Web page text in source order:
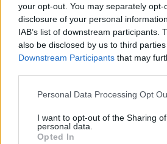
your opt-out. You may separately
disclosure of your personal
IAB’s list of downstream participants.
also be disclosed by us to third
Downstream Participants that may
Personal Data Processing Opt
I want to opt-out of the Sharing
personal data.
Opted In
Laidos Vasara ant piliakalnio
„Reporteris“ 2026-07-20
premjeras – politinis netyčiukas?
Laidos | Lietuva tiesiogiai